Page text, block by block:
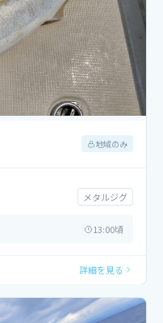
地域のみ
メタルジグ
13:00頃
詳細を見る